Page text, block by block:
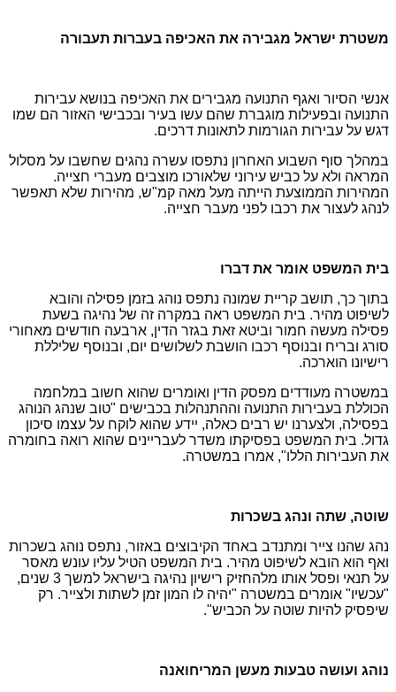
משטרת ישראל מגבירה את האכיפה בעברות תעבורה
אנשי הסיור ואגף התנועה מגבירים את האכיפה בנושא עבירות
התנועה ובפעילות מוגברת שהם עשו בעיר ובכבישי האזור הם שמו
דגש על עבירות הגורמות לתאונות דרכים.
במהלך סוף השבוע האחרון נתפסו עשרה נהגים שחשבו על מסלול
המראה ולא על כביש עירוני שלאורכו מוצבים מעברי חצייה.
המהירות הממוצעת הייתה מעל מאה קמ"ש, מהירות שלא תאפשר
לנהג לעצור את רכבו לפני מעבר חצייה.
בית המשפט אומר את דברו
בתוך כך, תושב קריית שמונה נתפס נוהג בזמן פסילה והובא
לשיפוט מהיר. בית המשפט ראה במקרה זה של נהיגה בשעת
פסילה מעשה חמור וביטא זאת בגזר הדין, ארבעה חודשים מאחורי
סורג ובריח ובנוסף רכבו הושבת לשלושים יום, ובנוסף שליללת
רישיונו הוארכה.
במשטרה מעודדים מפסק הדין ואומרים שהוא חשוב במלחמה
הכוללת בעבירות התנועה וההתנהלות בכבישים "טוב שנהג הנוהג
בפסילה, ולצערנו יש רבים כאלה, יידע שהוא לוקח על עצמו סיכון
גדול. בית המשפט בפסיקתו משדר לעבריינים שהוא רואה בחומרה
את העבירות הללו", אמרו במשטרה.
שוטה, שתה ונהג בשכרות
נהג שהנו צייר ומתנדב באחד הקיבוצים באזור, נתפס נוהג בשכרות
ואף הוא הובא לשיפוט מהיר. בית המשפט הטיל עליו עונש מאסר
על תנאי ופסל אותו מלהחזיק רישיון נהיגה בישראל למשך 3 שנים,
"עכשיו" אומרים במשטרה "יהיה לו המון זמן לשתות ולצייר. רק
שיפסיק להיות שוטה על הכביש".
נוהג ועושה טבעות מעשן המריחואנה